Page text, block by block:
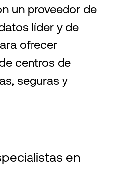
un proveedor de
líder y de
ofrecer
centros de
seguras y
en